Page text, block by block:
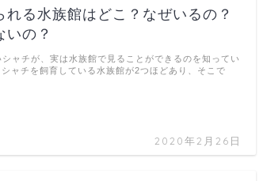
れる水族館はどこ？なぜいるの？
いの？
2020年2月26日
ャチが、実は水族館で見ることができるのを知ってい
ャチを飼育している水族館が2つほどあり、そこで